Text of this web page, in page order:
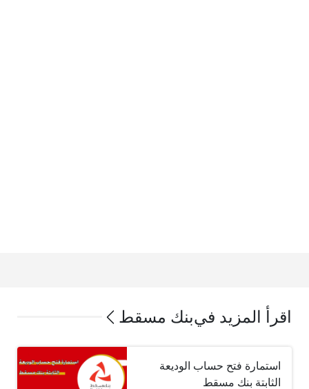
اقرأ المزيد فيبنك مسقط
استمارة فتح حساب الوديعة
الثابتة بنك مسقط